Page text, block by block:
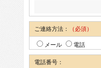
ご連絡方法：
（必須）
メール
電話
電話番号：